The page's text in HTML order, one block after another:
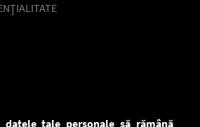
datele tale personale să rămână